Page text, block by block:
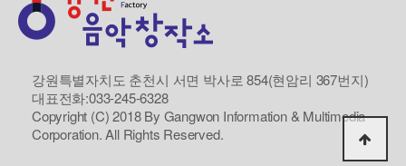
강원특별자치도 춘천시 서면 박사로 854(현암리 367번지)
대표전화:033-245-6328
Copyright (C) 2018 By Gangwon Information & Multimedia
Corporation. All Rights Reserved.